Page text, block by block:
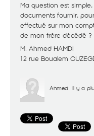
Ma question est
documents fournir,
effectué sur mon
de mon frère décédé ?
M. Ahmed HAMDI
12 rue Boualem
Ahmed il y a